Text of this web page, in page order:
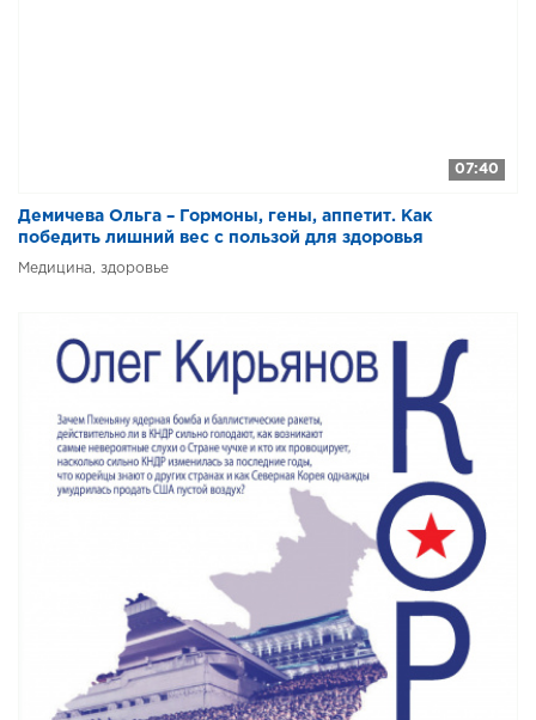
07:40
Демичева Ольга – Гормоны, гены, аппетит. Как
победить лишний вес с пользой для здоровья
Медицина, здоровье